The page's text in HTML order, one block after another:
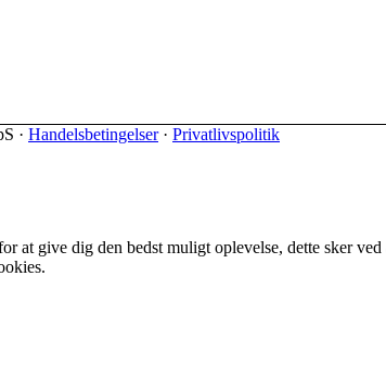
· Handelsbetingelser· Privatlivspolitik
at give dig den bedst muligt oplevelse, dette sker